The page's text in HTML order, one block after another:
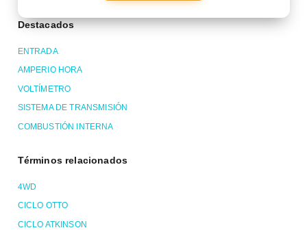
Destacados
ENTRADA
AMPERIO HORA
VOLTÍMETRO
SISTEMA DE TRANSMISIÓN
COMBUSTIÓN INTERNA
Términos relacionados
4WD
CICLO OTTO
CICLO ATKINSON